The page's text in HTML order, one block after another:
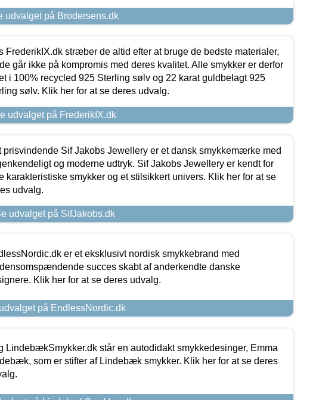
udvalget på Brodersens.dk
FrederikIX.dk stræber de altid efter at bruge de bedste materialer,
går ikke på kompromis med deres kvalitet. Alle smykker er derfor
i 100% recycled 925 Sterling sølv og 22 karat guldbelagt 925
sølv. Klik her for at se deres udvalg.
udvalget på FrederikIX.dk
prisvindende Sif Jakobs Jewellery er et dansk smykkemærke med
og moderne udtryk. Sif Jakobs Jewellery er kendt for
karakteristiske smykker og et stilsikkert univers. Klik her for at se
udvalg.
udvalget på SifJakobs.dk
er et eksklusivt nordisk smykkebrand med
succes skabt af anderkendte danske
Klik her for at se deres udvalg.
på EndlessNordic.dk
LindebækSmykker.dk står en autodidakt smykkedesinger, Emma
som er stifter af Lindebæk smykker. Klik her for at se deres